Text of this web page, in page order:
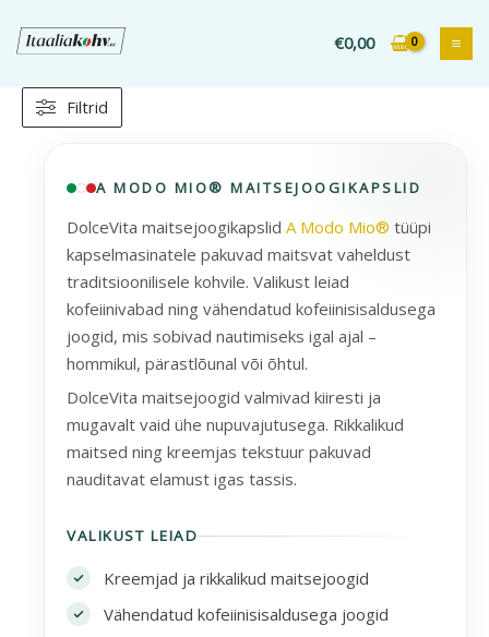
sisu
juurde
€0,00
Filtrid
A MODO MIO® MAITSEJOOGIKAPSLID
DolceVita maitsejoogikapslid A Modo Mio® tüüpi
kapselmasinatele pakuvad maitsvat vaheldust
traditsioonilisele kohvile. Valikust leiad
kofeiinivabad ning vähendatud kofeiinisisaldusega
joogid, mis sobivad nautimiseks igal ajal –
hommikul, pärastlõunal või õhtul.
DolceVita maitsejoogid valmivad kiiresti ja
mugavalt vaid ühe nupuvajutusega. Rikkalikud
maitsed ning kreemjas tekstuur pakuvad
nauditavat elamust igas tassis.
VALIKUST LEIAD
Kreemjad ja rikkalikud maitsejoogid
Vähendatud kofeiinisisaldusega joogid
järgi